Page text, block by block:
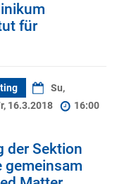
für
Su,
16.3.2018
16:00
der Sektion
gemeinsam